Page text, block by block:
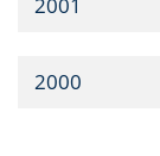
2001
2000